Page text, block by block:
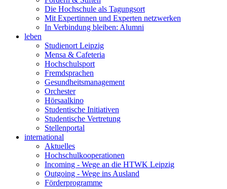
Die Hochschule als Tagungsort
Mit Expertinnen und Experten netzwerken
In Verbindung bleiben: Alumni
leben
Studienort Leipzig
Mensa & Cafeteria
Hochschulsport
Fremdsprachen
Gesundheitsmanagement
Orchester
Hörsaalkino
Studentische Initiativen
Studentische Vertretung
Stellenportal
international
Aktuelles
Hochschulkooperationen
Incoming - Wege an die HTWK Leipzig
Outgoing - Wege ins Ausland
Förderprogramme